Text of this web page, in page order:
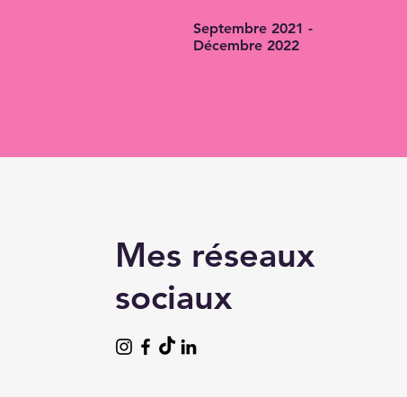
Septembre 2021 -
Décembre 2022
Mes réseaux
sociaux